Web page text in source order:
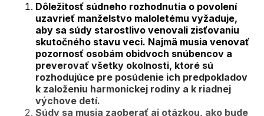
Dôležitosť súdneho rozhodnutia o povolení
uzavrieť manželstvo maloletému vyžaduje,
aby sa súdy starostlivo venovali zisťovaniu
skutočného stavu veci. Najmä musia venovať
pozornosť osobám obidvoch snúbencov a
preverovať všetky okolnosti, ktoré sú
rozhodujúce pre posúdenie ich predpokladov
k založeniu harmonickej rodiny a k riadnej
výchove detí.
Súdy sa musia zaoberať aj otázkou, ako bude